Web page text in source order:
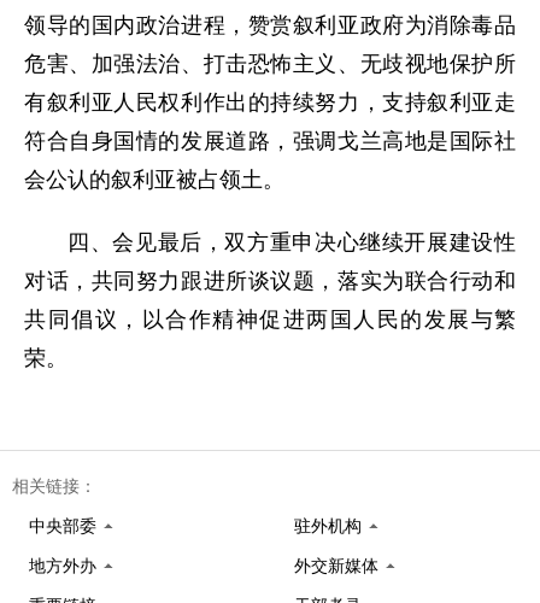
领导的国内政治进程，赞赏叙利亚政府为消除毒品
危害、加强法治、打击恐怖主义、无歧视地保护所
有叙利亚人民权利作出的持续努力，支持叙利亚走
符合自身国情的发展道路，强调戈兰高地是国际社
会公认的叙利亚被占领土。
四、会见最后，双方重申决心继续开展建设性
对话，共同努力跟进所谈议题，落实为联合行动和
共同倡议，以合作精神促进两国人民的发展与繁
荣。
相关链接：
中央部委 驻外机构
地方外办 外交新媒体